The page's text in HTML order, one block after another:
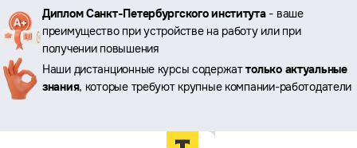
Ключевые
преимущества
Диплом Санкт-Петербургского института- ваше
преимущество при устройстве на работу или при
получении повышения
Наши дистанционные курсы содержаттолько актуальные
знания, которые требуют крупные компании-работодатели